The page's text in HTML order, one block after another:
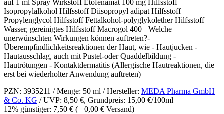
auf 1 ml Spray Wirkstoff Etofenamat 100 mg Hilfsstoff
Isopropylalkohol Hilfsstoff Diisopropyl adipat Hilfsstoff
Propylenglycol Hilfsstoff Fettalkohol-polyglykolether Hilfsstoff
Wasser, gereinigtes Hilfsstoff Macrogol 400+ Welche
unerwünschten Wirkungen können auftreten?-
Überempfindlichkeitsreaktionen der Haut, wie - Hautjucken -
Hautausschlag, auch mit Pustel-oder Quaddelbildung -
Hautrötungen - Kontaktdermatitis (Allergische Hautreaktionen, die
erst bei wiederholter Anwendung auftreten)
PZN: 3935211 / Menge: 50 ml / Hersteller: MEDA Pharma GmbH
& Co. KG / UVP: 8,50 €, Grundpreis: 15,00 €/100ml
12% günstiger: 7,50 € (+ 0,00 € Versand)